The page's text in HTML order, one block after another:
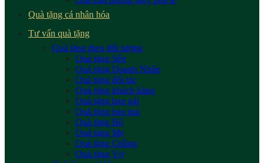
Quà tặng cá nhân hóa
Tư vấn quà tặng
Quà tặng theo đối tượng
Quà tặng Sếp
Quà tặng Doanh Nhân
Quà tặng đối tác
Quà tặng khách hàng
Quà tặng bạn gái
Quà tặng bạn trai
Quà tặng Bố
Quà tặng Mẹ
Quà tặng Chồng
Quà tặng Vợ